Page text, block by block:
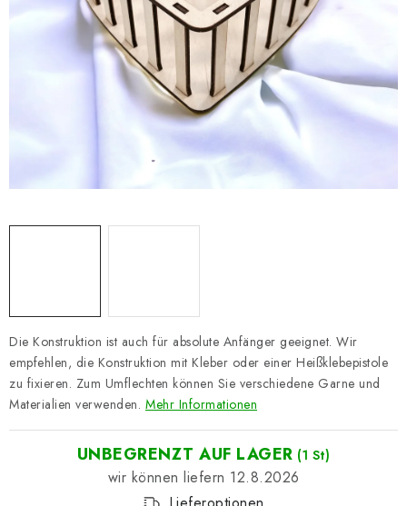
Datenschutzerklärung
Impressum
Die Konstruktion ist auch für absolute Anfänger geeignet. Wir
empfehlen, die Konstruktion mit Kleber oder einer Heißklebepistole
zu fixieren. Zum Umflechten können Sie verschiedene Garne und
Materialien verwenden. Mehr Informationen
UNBEGRENZT AUF LAGER (1 St)
12.8.2026